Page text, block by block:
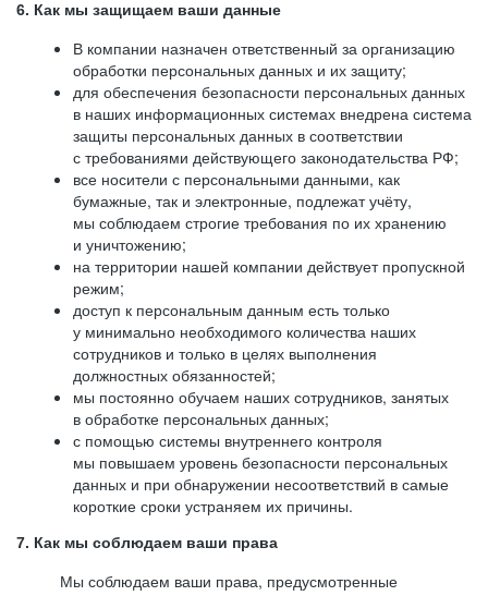
6. Как мы защищаем ваши данные
В компании назначен ответственный за организацию
обработки персональных данных и их защиту;
для обеспечения безопасности персональных данных
в наших информационных системах внедрена система
защиты персональных данных в соответствии
с требованиями действующего законодательства РФ;
все носители с персональными данными, как
бумажные, так и электронные, подлежат учёту,
мы соблюдаем строгие требования по их хранению
и уничтожению;
на территории нашей компании действует пропускной
режим;
доступ к персональным данным есть только
у минимально необходимого количества наших
сотрудников и только в целях выполнения
должностных обязанностей;
мы постоянно обучаем наших сотрудников, занятых
в обработке персональных данных;
с помощью системы внутреннего контроля
мы повышаем уровень безопасности персональных
данных и при обнаружении несоответствий в самые
короткие сроки устраняем их причины.
7. Как мы соблюдаем ваши права
Мы соблюдаем ваши права, предусмотренные